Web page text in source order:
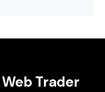
Trader